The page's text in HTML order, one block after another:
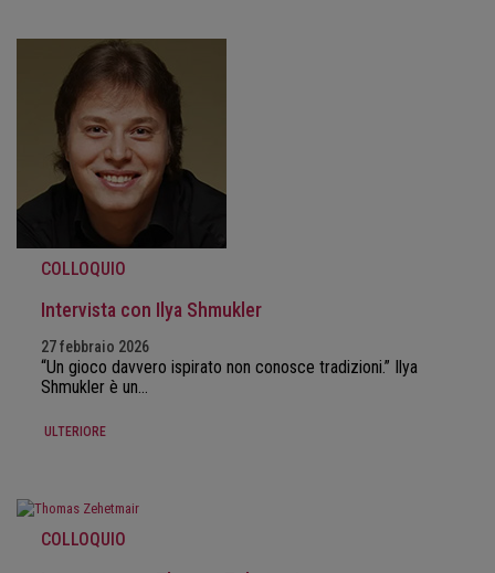
COLLOQUIO
Intervista con Ilya Shmukler
27 febbraio 2026
“Un gioco davvero ispirato non conosce tradizioni.” Ilya
Shmukler è un…
ULTERIORE
COLLOQUIO